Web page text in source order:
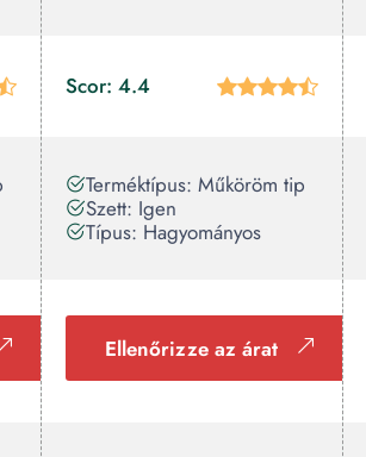
Scor: 4.4
Terméktípus: Műköröm tip
Szett: Igen
Típus: Hagyományos
Ellenőrizze az árat